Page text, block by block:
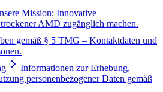
Mission: Innovative
AMD zugänglich machen.
gemäß § 5 TMG – Kontaktdaten und
Informationen zur Erhebung,
personenbezogener Daten gemäß